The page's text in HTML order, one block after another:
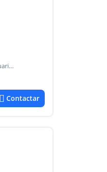
Muy buen galpon de losa en zona industrial (i1) de vicente lopez altura: 4,50 m dos baños y vestuario planra alta : oficina de 30 m2 con un baño fuerza motriz instalada instalacion de gas natural (sin servicio), agua corriente y cloacas ideal gastronomia, deposito, o inversion con buena rentabilidad
Contactar